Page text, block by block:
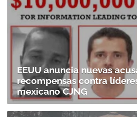
EEUU anuncia nuevas
recompensas contra
mexicano CJNG